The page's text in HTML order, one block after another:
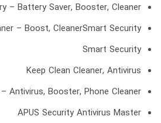
– Battery Saver, Booster, Cleaner
– Boost, CleanerSmart Security
Smart Security
Keep Clean Cleaner, Antivirus
Antivirus, Booster, Phone Cleaner
APUS Security Antivirus Master